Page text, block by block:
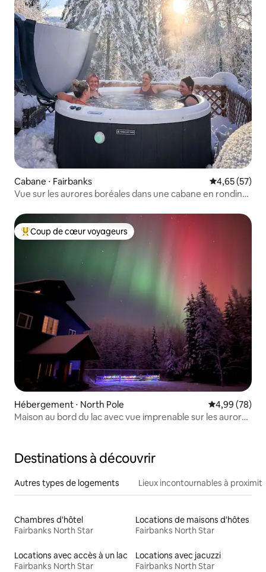
Cabane ⋅ Fairbanks Évaluation
4,65 (57)
Vue sur les aurores boréales dans une cabane en rondins
Coups de cœur voyageurs les plus appréciés
Coup de cœur voyageurs
Hébergement ⋅ North Pole Évaluation
4,99 (78)
Maison au bord du lac avec vue imprenable sur les aurores
Destinations à découvrir
Autres types de logements Lieux incontournables à
Chambres d'hôtel
Fairbanks North Star
Locations de maisons d'hôtes
Fairbanks North Star
Locations avec accès à un lac
Fairbanks North Star
Locations avec jacuzzi
Fairbanks North Star